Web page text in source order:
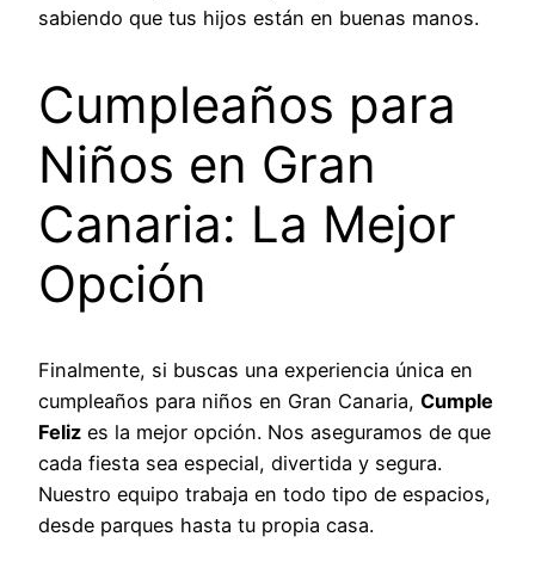
sabiendo que tus hijos están en buenas manos.
Cumpleaños para
Niños en Gran
Canaria: La Mejor
Opción
Finalmente, si buscas una experiencia única en
cumpleaños para niños en Gran Canaria, Cumple
Feliz es la mejor opción. Nos aseguramos de que
cada fiesta sea especial, divertida y segura.
Nuestro equipo trabaja en todo tipo de espacios,
desde parques hasta tu propia casa.